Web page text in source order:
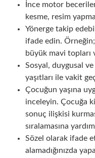
İnce motor
kesme, resim
Yönerge takip
ifade edin. Örneğin;
büyük mavi topları
Sosyal, duygusal
yaşıtları ile vakit
Çocuğun yaşına
inceleyin. Çocuğa
sonuç ilişkisi
sıralamasına
Sözel olarak ifade
alamadığınızda